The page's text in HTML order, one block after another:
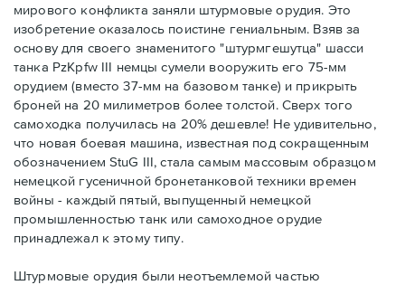
мирового конфликта заняли штурмовые орудия. Это
изобретение оказалось поистине гениальным. Взяв за
основу для своего знаменитого "штурмгешутца" шасси
танка PzKpfw III немцы сумели вооружить его 75-мм
орудием (вместо 37-мм на базовом танке) и прикрыть
броней на 20 милиметров более толстой. Сверх того
самоходка получилась на 20% дешевле! Не удивительно,
что новая боевая машина, известная под сокращенным
обозначением StuG III, стала самым массовым образцом
немецкой гусеничной бронетанковой техники времен
войны - каждый пятый, выпущенный немецкой
промышленностью танк или самоходное орудие
принадлежал к этому типу.
Штурмовые орудия были неотъемлемой частью